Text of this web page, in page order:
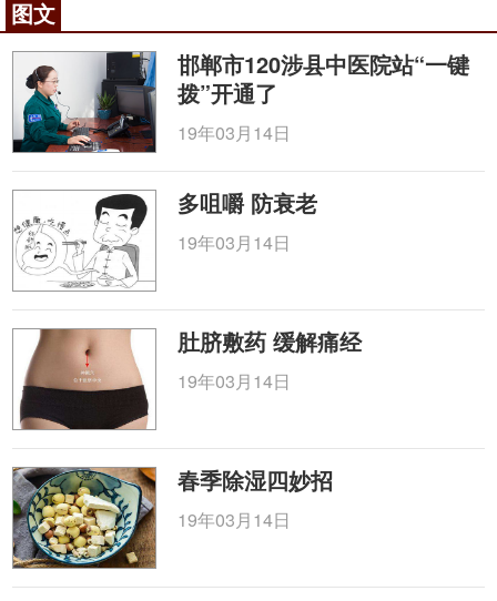
图文
邯郸市120涉县中医院站“一键
拨”开通了
19年03月14日
多咀嚼 防衰老
19年03月14日
肚脐敷药 缓解痛经
19年03月14日
春季除湿四妙招
19年03月14日